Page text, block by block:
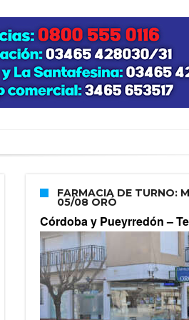
FARMACIA DE TURNO:
05/08 ORÓ
Córdoba y Pueyrredón –